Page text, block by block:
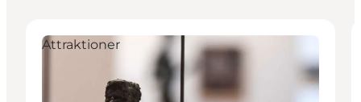
Attraktioner